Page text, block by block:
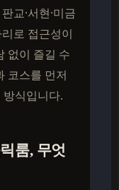
교·서현·미금
로 접근성이
없이 즐길 수
코스를 먼저
식입니다.
룸, 무엇